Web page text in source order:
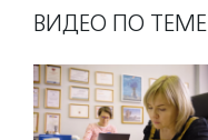
ВИДЕО ПО ТЕМЕ